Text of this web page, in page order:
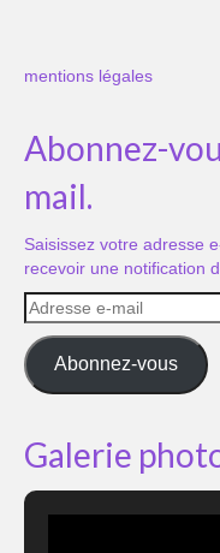
mentions légales
Abonnez-
mail.
Saisissez votre adresse
recevoir une notification
Adresse
e-
mail
Abonnez-vous
Galerie